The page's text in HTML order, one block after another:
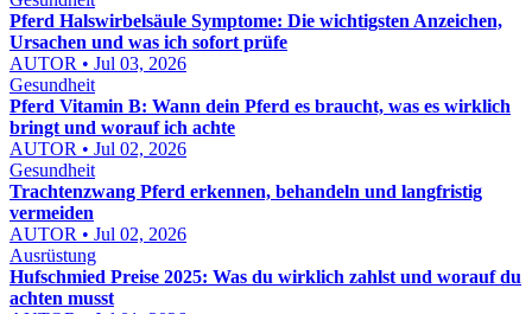
Pferd Halswirbelsäule Symptome: Die wichtigsten Anzeichen,
Ursachen und was ich sofort prüfe
AUTOR • Jul 03, 2026
Gesundheit
Pferd Vitamin B: Wann dein Pferd es braucht, was es wirklich
bringt und worauf ich achte
AUTOR • Jul 02, 2026
Gesundheit
Trachtenzwang Pferd erkennen, behandeln und langfristig
vermeiden
AUTOR • Jul 02, 2026
Ausrüstung
Hufschmied Preise 2025: Was du wirklich zahlst und worauf du
achten musst